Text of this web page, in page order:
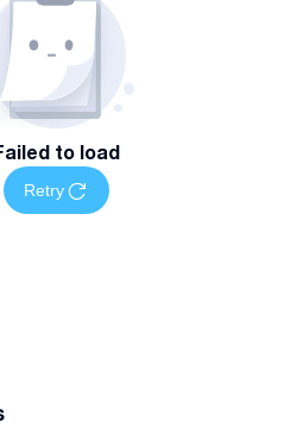
to load
Retry